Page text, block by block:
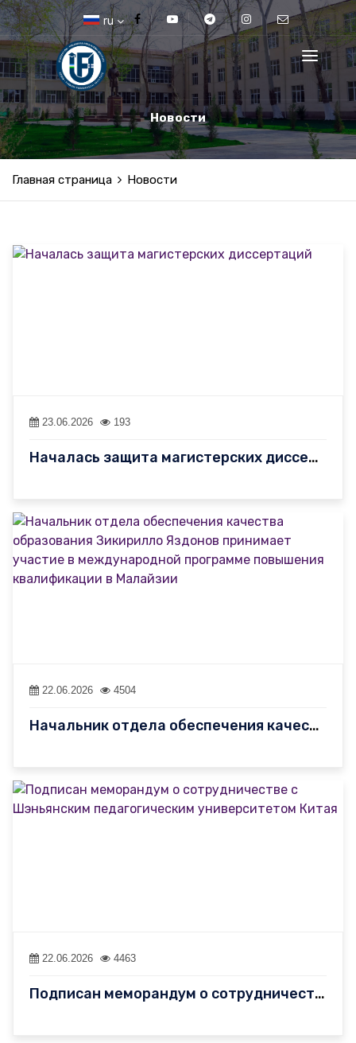
ru
Новости
Главная страница Новости
23.06.2026 193
Началась защита магистерских диссертаций
22.06.2026 4504
Начальник отдела обеспечения качества образования Зикирилло Яздо…
22.06.2026 4463
Подписан меморандум о сотрудничестве с Шэньянским педагогическим…